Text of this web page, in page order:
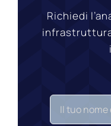
Richiedi